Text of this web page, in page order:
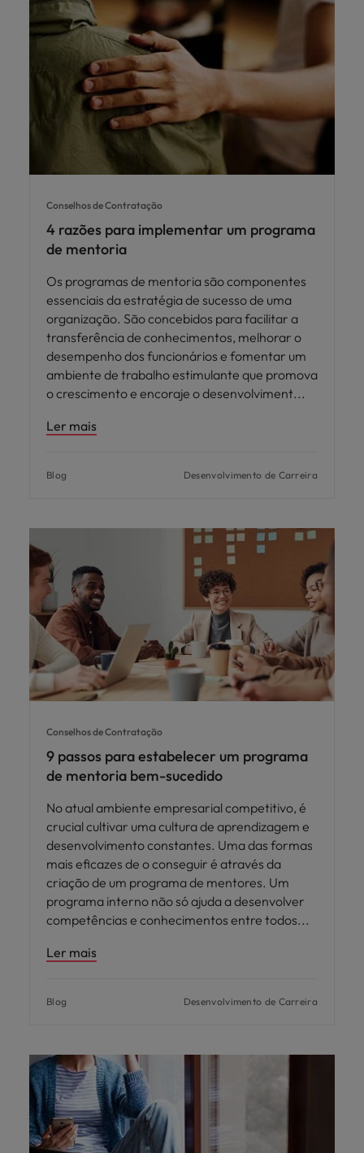
Conselhos de Contratação
4 razões para implementar um programa
de mentoria
Os programas de mentoria são componentes
essenciais da estratégia de sucesso de uma
organização. São concebidos para facilitar a
transferência de conhecimentos, melhorar o
desempenho dos funcionários e fomentar um
ambiente de trabalho estimulante que promova
o crescimento e encoraje o desenvolviment
Ler mais
Blog Desenvolvimento de Carreira
Conselhos de Contratação
9 passos para estabelecer um programa
de mentoria bem-sucedido
No atual ambiente empresarial competitivo, é
crucial cultivar uma cultura de aprendizagem e
desenvolvimento constantes. Uma das formas
mais eficazes de o conseguir é através da
criação de um programa de mentores. Um
programa interno não só ajuda a desenvolver
competências e conhecimentos entre todos
Ler mais
Blog Desenvolvimento de Carreira